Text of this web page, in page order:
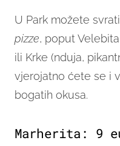
U Park možete
pizze, poput
ili Krke (nduja,
vjerojatno ćete se i
bogatih okusa.
Marherita: 9